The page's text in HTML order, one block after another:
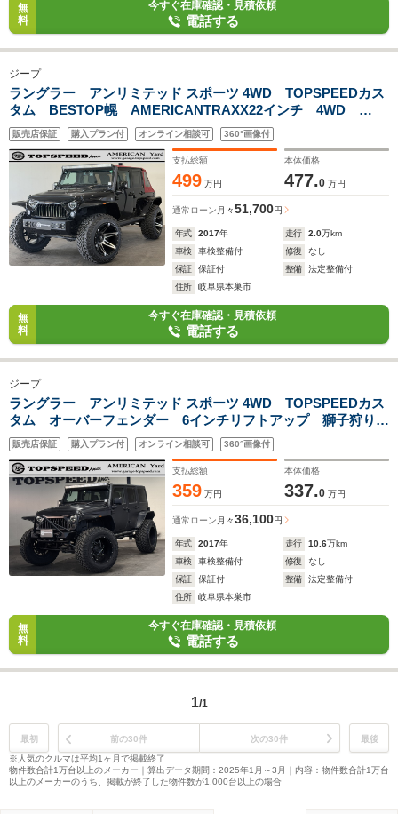
無
料
今すぐ在庫確認・見積依頼
電話する
ジープ
ラングラー アンリミテッド スポーツ 4WD TOPSPEEDカス
タム BESTOP幌 AMERICANTRAXX22インチ 4WD
ROUGH COUNTRY ショック ROCK SLIDE電動サイド
ステップ ドライブレコーダー バットフェイス
販売店保証 購入プラン付 オンライン相談可 360°画像付
支払総額
499 万円
本体価格
477.0 万円
通常ローン 月々51,700円
年式 2017年 走行 2.0万km
車検
車検整備付 修復
なし
保証
保証付 整備
法定整備付
住所
岐阜県本巣市
無
料
今すぐ在庫確認・見積依頼
電話する
ジープ
ラングラー アンリミテッド スポーツ 4WD TOPSPEEDカス
タム オーバーフェンダー 6インチリフトアップ 獅子狩りバ
ンパー Dropstars22インチ バットフェイス 社外テール イカ
リングヘッドライト カロッツェリアナビ Bluetooth機能
販売店保証 購入プラン付 オンライン相談可 360°画像付
支払総額
359 万円
本体価格
337.0 万円
通常ローン 月々36,100円
年式 2017年 走行 10.6万km
車検
車検整備付 修復
なし
保証
保証付 整備
法定整備付
住所
岐阜県本巣市
無
料
今すぐ在庫確認・見積依頼
電話する
1/1
最初 前の30件 次の30件
最後
※人気のクルマは平均1ヶ月で掲載終了
物件数合計1万台以上のメーカー｜算出データ期間：2025年1月～3月｜内容：物件数合計1万台
以上のメーカーのうち、掲載が終了した物件数が1,000台以上の場合